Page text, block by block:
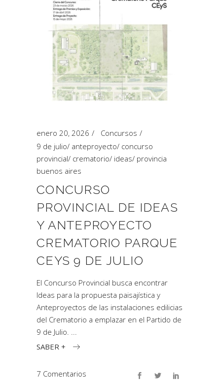
enero 20, 2026
Concursos
9 de julio/ anteproyecto/ concurso
provincial/ crematorio/ ideas/ provincia
buenos aires
CONCURSO
PROVINCIAL DE IDEAS
Y ANTEPROYECTO
CREMATORIO PARQUE
CEYS 9 DE JULIO
El Concurso Provincial busca encontrar
Ideas para la propuesta paisajística y
Anteproyectos de las instalaciones edilicias
del Crematorio a emplazar en el Partido de
9 de Julio.
SABER +
7 Comentarios